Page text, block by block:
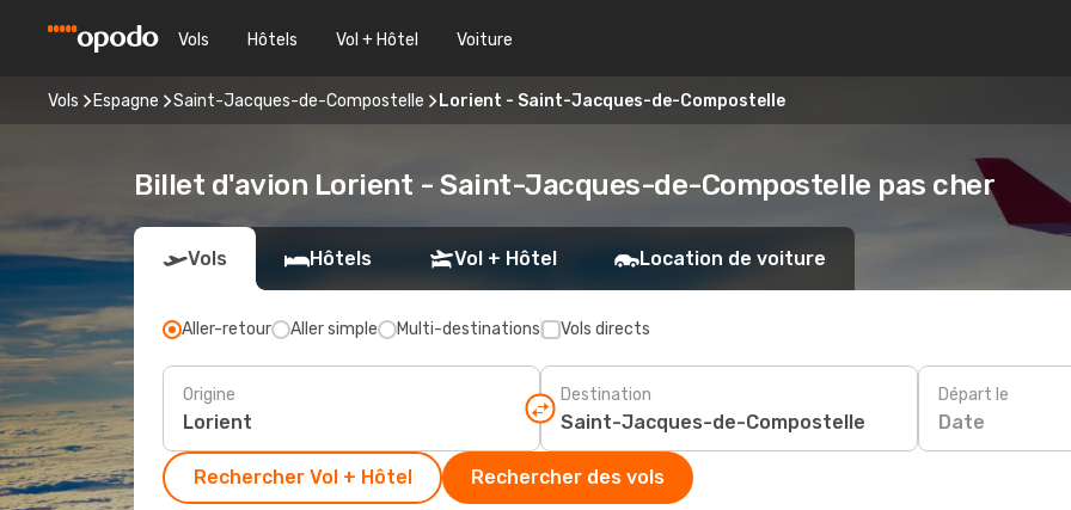
Vols Hôtels Vol + Hôtel Voiture
Vols Espagne Saint-Jacques-de-Compostelle Lorient - Saint-Jacques-de-Compostelle
Billet d'avion Lorient - Saint-Jacques-de-Compostelle pas cher
Vols Hôtels Vol + Hôtel Location de voiture
Aller-retour Aller simple Multi-destinations Vols directs
Origine Destination Départ le
Date
Rechercher Vol + Hôtel Rechercher des vols